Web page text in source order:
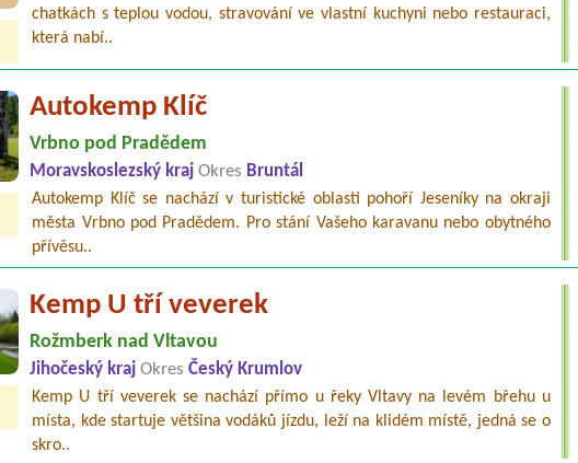
chatkách s teplou vodou, stravování ve vlastní kuchyni nebo restauraci,
která nabí..
Autokemp Klíč
Vrbno pod Pradědem
Moravskoslezský krajOkres Bruntál
Autokemp Klíč se nachází v turistické oblasti pohoří Jeseníky na okraji
města Vrbno pod Pradědem. Pro stání Vašeho karavanu nebo obytného
přívěsu..
Kemp U tří veverek
Rožmberk nad Vltavou
Jihočeský krajOkres Český Krumlov
Kemp U tří veverek se nachází přímo u řeky Vltavy na levém břehu u
místa, kde startuje většina vodáků jízdu, leží na klidém místě, jedná se o
skro..